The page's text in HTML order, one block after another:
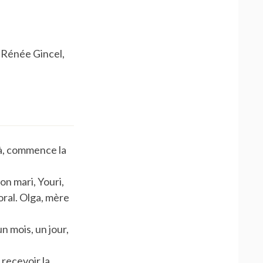
Gincel,
commence la
mari, Youri,
Olga, mère
mois, un jour,
la